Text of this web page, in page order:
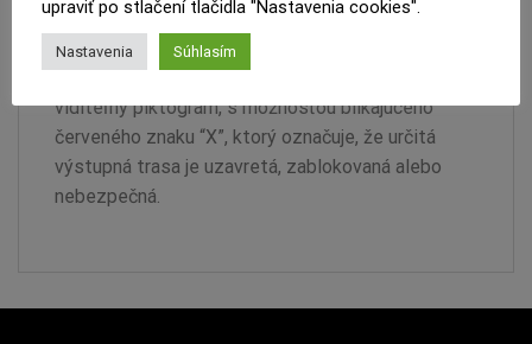
Núdzové svietidlo Guide Led DX 11011 CG-S
nástenné, 3,1W, IP20, viď. piktogramu 30m. Stále
viditeľný piktogram, s možnosťou blikajúceho
červeného znaku “X”, ktorý označuje, že určitá
výstupná trasa je uzavretá, zablokovaná alebo
nebezpečná.
upraviť po stlačení tlačidla "Nastavenia cookies".
Nastavenia Súhlasím